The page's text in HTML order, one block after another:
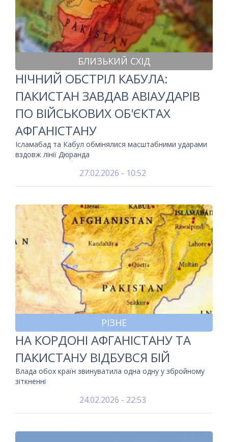
БЛИЗЬКИЙ СХІД
НІЧНИЙ ОБСТРІЛ КАБУЛА:
ПАКИСТАН ЗАВДАВ АВІАУДАРІВ
ПО ВІЙСЬКОВИХ ОБ'ЄКТАХ
АФГАНІСТАНУ
Ісламабад та Кабул обмінялися масштабними ударами
вздовж лінії Дюранда
27.02.2026 - 10:52
РІЗНЕ
НА КОРДОНІ АФГАНІСТАНУ ТА
ПАКИСТАНУ ВІДБУВСЯ БІЙ
Влада обох країн звинуватила одна одну у збройному
зіткненні
24.02.2026 - 22:53